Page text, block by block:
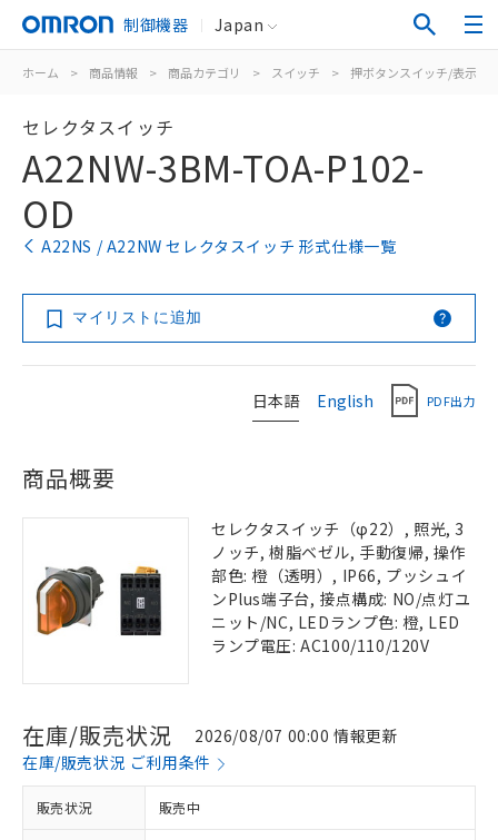
制御機器 Japan
ホーム > 商品情報 > 商品カテゴリ > スイッチ > 押ボタンスイッチ/表示灯
セレクタスイッチ
A22NW-3BM-TOA-P102-
OD
A22NS / A22NW セレクタスイッチ 形式仕様一覧
マイリストに追加
日本語 English PDF出力
商品概要
セレクタスイッチ（φ22）, 照光, 3
ノッチ, 樹脂ベゼル, 手動復帰, 操作
部色: 橙（透明）, IP66, プッシュイ
ンPlus端子台, 接点構成: NO/点灯ユ
ニット/NC, LEDランプ色: 橙, LED
ランプ電圧: AC100/110/120V
在庫/販売状況
2026/08/07 00:00 情報更新
在庫/販売状況 ご利用条件
販売状況 販売中